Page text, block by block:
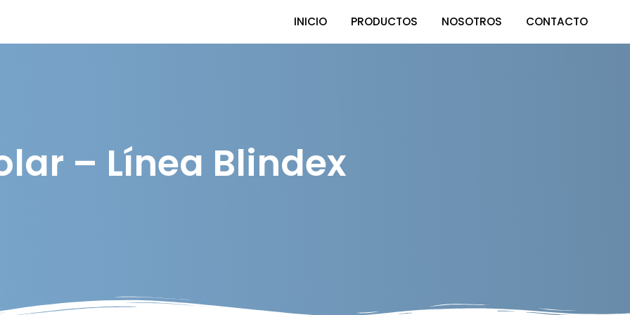
INICIO PRODUCTOS NOSOTROS CONTACTO
– Línea Blindex